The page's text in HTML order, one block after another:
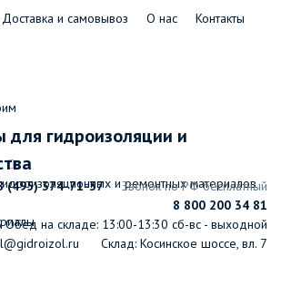
Доставка и самовывоз О нас Контакты
гидроизоляции и
(495) 374-71-37
Звонок по РФ бесплатный
8 800 200 34 81
Обед на складе: 13:00-13:30 сб-вс - выходной
Склад: Косинское шоссе, вл. 7
и ремонтных материалов